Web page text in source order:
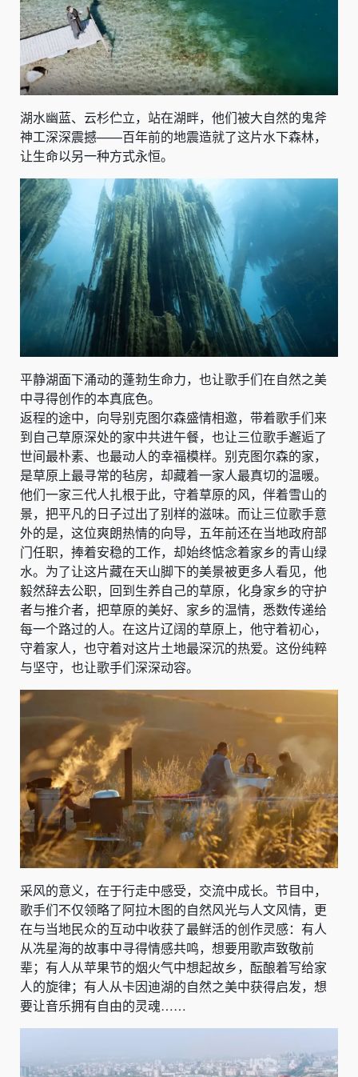
湖水幽蓝、云杉伫立，站在湖畔，他们被大自然的鬼斧
神工深深震撼——百年前的地震造就了这片水下森林，
让生命以另一种方式永恒。
平静湖面下涌动的蓬勃生命力，也让歌手们在自然之美
中寻得创作的本真底色。
返程的途中，向导别克图尔森盛情相邀，带着歌手们来
到自己草原深处的家中共进午餐，也让三位歌手邂逅了
世间最朴素、也最动人的幸福模样。别克图尔森的家，
是草原上最寻常的毡房，却藏着一家人最真切的温暖。
他们一家三代人扎根于此，守着草原的风，伴着雪山的
景，把平凡的日子过出了别样的滋味。而让三位歌手意
外的是，这位爽朗热情的向导，五年前还在当地政府部
门任职，捧着安稳的工作，却始终惦念着家乡的青山绿
水。为了让这片藏在天山脚下的美景被更多人看见，他
毅然辞去公职，回到生养自己的草原，化身家乡的守护
者与推介者，把草原的美好、家乡的温情，悉数传递给
每一个路过的人。在这片辽阔的草原上，他守着初心，
守着家人，也守着对这片土地最深沉的热爱。这份纯粹
与坚守，也让歌手们深深动容。
采风的意义，在于行走中感受，交流中成长。节目中，
歌手们不仅领略了阿拉木图的自然风光与人文风情，更
在与当地民众的互动中收获了最鲜活的创作灵感：有人
从冼星海的故事中寻得情感共鸣，想要用歌声致敬前
辈；有人从苹果节的烟火气中想起故乡，酝酿着写给家
人的旋律；有人从卡因迪湖的自然之美中获得启发，想
要让音乐拥有自由的灵魂……